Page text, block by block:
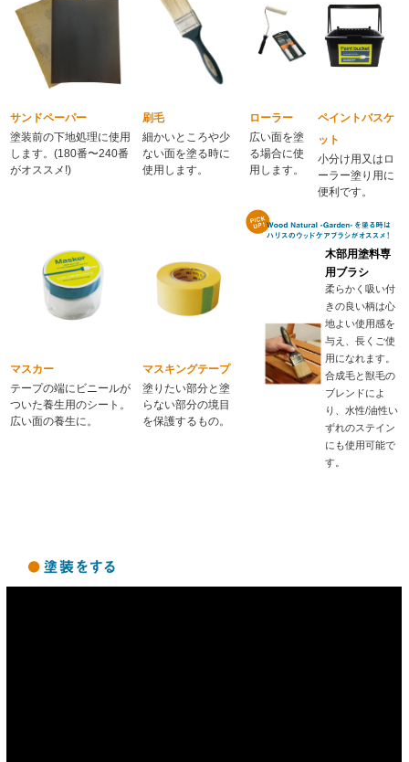
サンドペーパー
塗装前の下地処理に使用
します。(180番〜240番
がオススメ!)
刷毛
細かいところや少
ない面を塗る時に
使用します。
ローラー
広い面を塗
る場合に使
用します。
ペイントバスケ
ット
小分け用又はロ
ーラー塗り用に
便利です。
木部用塗料専
用ブラシ
柔らかく吸い付
きの良い柄は心
地よい使用感を
与え、長くご使
用になれます。
合成毛と獣毛の
ブレンドによ
り、水性/油性い
ずれのステイン
にも使用可能で
す。
マスカー
テープの端にビニールが
ついた養生用のシート。
広い面の養生に。
マスキングテープ
塗りたい部分と塗
らない部分の境目
を保護するもの。